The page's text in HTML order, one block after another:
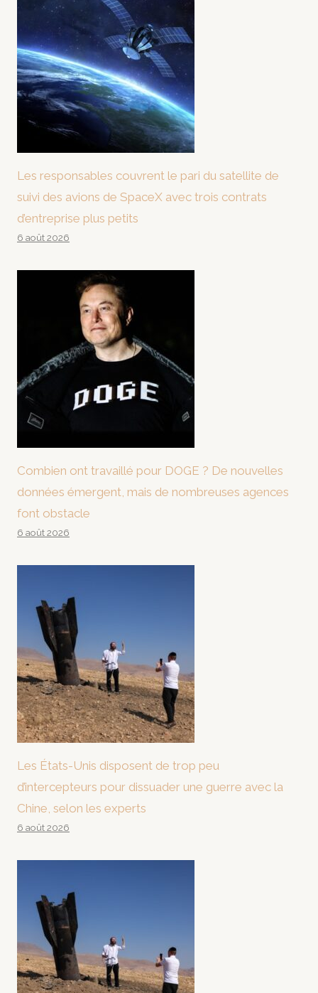
Les responsables couvrent le pari du satellite de
suivi des avions de SpaceX avec trois contrats
d’entreprise plus petits
6 août 2026
Combien ont travaillé pour DOGE ? De nouvelles
données émergent, mais de nombreuses agences
font obstacle
6 août 2026
Les États-Unis disposent de trop peu
d’intercepteurs pour dissuader une guerre avec la
Chine, selon les experts
6 août 2026